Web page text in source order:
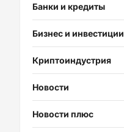
Банки и кредиты
Бизнес и инвестиции
Криптоиндустрия
Новости
Новости плюс